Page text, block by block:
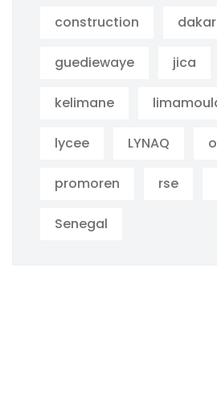
construction dakar
guediewaye jica
kelimane
lycee LYNAQ
promoren rse
Senegal